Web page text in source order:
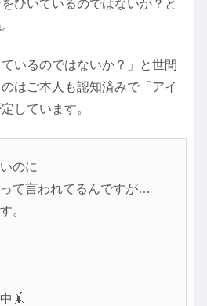
ひいているのではないか？と
いるのではないか？」と世間
はご本人も認知済みで「アイ
しています。
のに
て言われてるんですが…
。
🤸